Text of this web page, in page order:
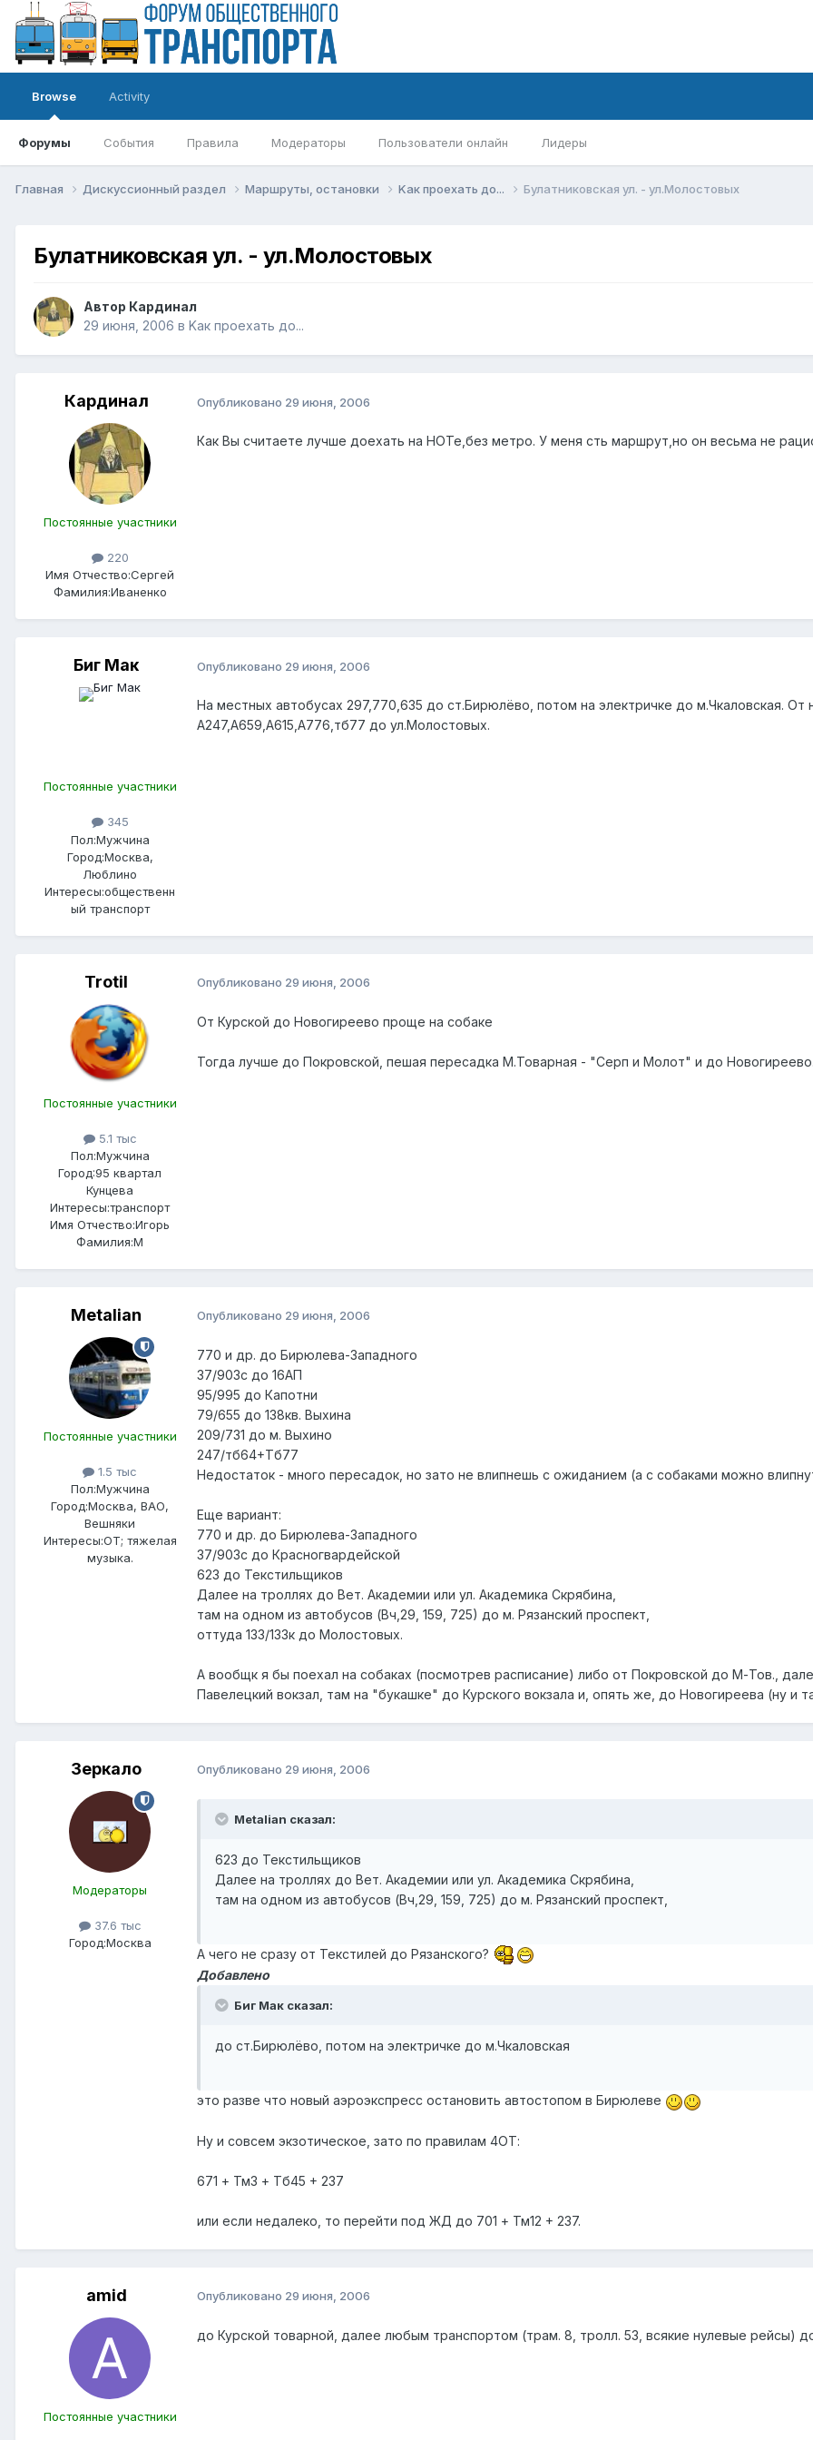
Browse
Форумы События Правила Модераторы Пользователи онлайн Лидеры
Activity
Главная Дискуссионный раздел Маршруты, остановки Kак проехать до... Булатниковская ул. - ул.Молостовых
Булатниковская ул. - ул.Молостовых
Автор Кардинал
29 июня, 2006 в Kак проехать до...
Кардинал
Постоянные участники
220
Имя Отчество:Сергей
Фамилия:Иваненко
Опубликовано 29 июня, 2006
Как Вы считаете лучше доехать на НОТе,без метро. У меня сть маршрут,но он весьма не
Биг Мак
Постоянные участники
345
Пол:Мужчина
Город:Москва,
Люблино
Интересы:общественн
ый транспорт
Опубликовано 29 июня, 2006
На местных автобусах 297,770,635 до ст.Бирюлёво, потом на электричке до м.Чкаловская.
А247,А659,А615,А776,тб77 до ул.Молостовых.
Trotil
Постоянные участники
5.1 тыс
Пол:Мужчина
Город:95 квартал
Кунцева
Интересы:транспорт
Имя Отчество:Игорь
Фамилия:М
Опубликовано 29 июня, 2006
От Курской до Новогиреево проще на собаке
Тогда лучше до Покровской, пешая пересадка М.Товарная - "Серп и Молот" и до
Metalian
Постоянные участники
1.5 тыс
Пол:Мужчина
Город:Москва, ВАО,
Вешняки
Интересы:ОТ; тяжелая
музыка.
Опубликовано 29 июня, 2006
770 и др. до Бирюлева-Западного
37/903с до 16АП
95/995 до Капотни
79/655 до 138кв. Выхина
209/731 до м. Выхино
247/тб64+Тб77
Недостаток - много пересадок, но зато не влипнешь с ожиданием (а с собаками можно
Еще вариант:
770 и др. до Бирюлева-Западного
37/903с до Красногвардейской
623 до Текстильщиков
Далее на троллях до Вет. Академии или ул. Академика Скрябина,
там на одном из автобусов (Вч,29, 159, 725) до м. Рязанский проспект,
оттуда 133/133к до Молостовых.
А вообщк я бы поехал на собаках (посмотрев расписание) либо от Покровской до М-Тов.,
Павелецкий вокзал, там на "букашке" до Курского вокзала и, опять же, до Новогиреева (ну и
Зеркало
Модераторы
37.6 тыс
Город:Москва
Опубликовано 29 июня, 2006
Metalian сказал:
623 до Текстильщиков
Далее на троллях до Вет. Академии или ул. Академика Скрябина,
там на одном из автобусов (Вч,29, 159, 725) до м. Рязанский проспект,
А чего не сразу от Текстилей до Рязанского?
Добавлено
Биг Мак сказал:
до ст.Бирюлёво, потом на электричке до м.Чкаловская
это разве что новый аэроэкспресс остановить автостопом в Бирюлеве
Ну и совсем экзотическое, зато по правилам 4ОТ:
671 + Тм3 + Тб45 + 237
или если недалеко, то перейти под ЖД до 701 + Тм12 + 237.
amid
Постоянные участники
Опубликовано 29 июня, 2006
до Курской товарной, далее любым транспортом (трам. 8, тролл. 53, всякие нулевые рейсы)